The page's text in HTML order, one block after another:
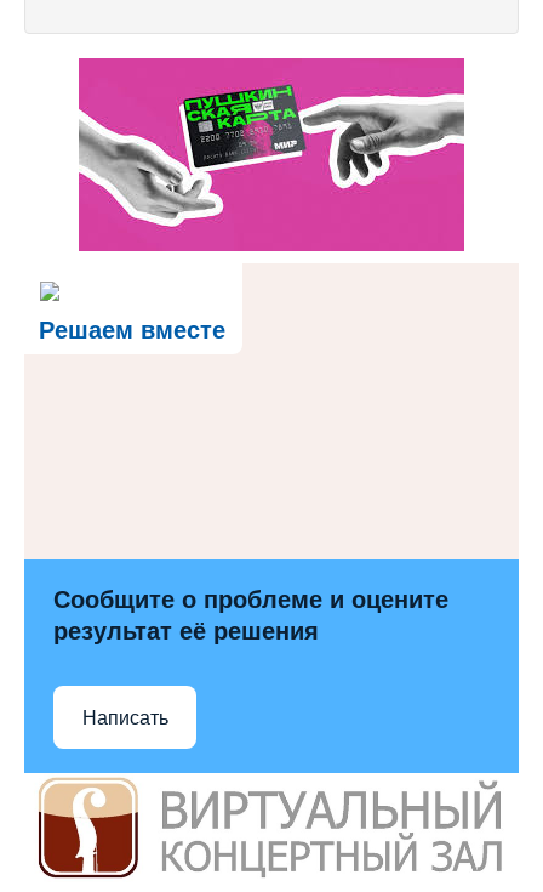
Решаем вместе
Сообщите о проблеме и оцените
результат её решения
Написать